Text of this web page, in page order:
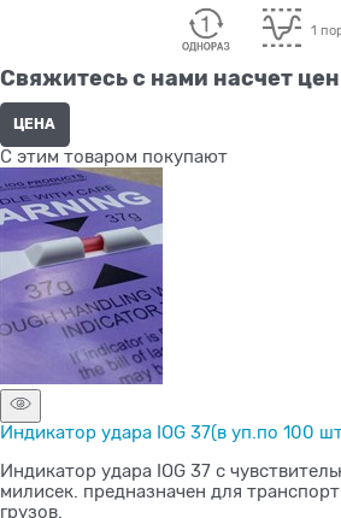
1
Свяжитесь с нами насчет
ЦЕНА
C этим товаром покупают
Индикатор удара IOG 37(в уп.по 100
Индикатор удара IOG 37 с
милисек. предназначен для
грузов.